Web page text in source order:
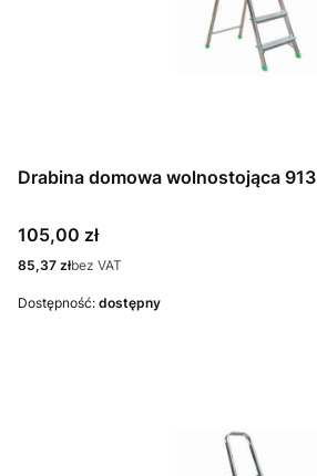
Drabina domowa wolnostojąca 913
Cena
105,00 zł
Cena
85,37 złbez VAT
Dostępność: dostępny